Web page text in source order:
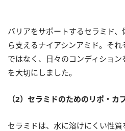
バリアをサポートするセラミド
ら支えるナイアシンアミド。そ
ではなく、日々のコンディショ
を大切にしました。
（2）セラミドのためのリポ・カ
セラミドは、水に溶けにくい性